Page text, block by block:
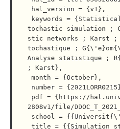
tochastic simulation ;
stic networks ; Karst ;
tochastique ;
Analyse statistique ;
; Karst},
2808v1/file/